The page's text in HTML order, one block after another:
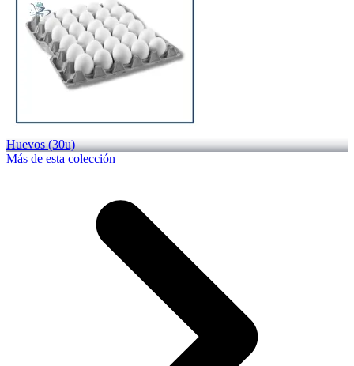
Huevos (30u)
Más de esta colección